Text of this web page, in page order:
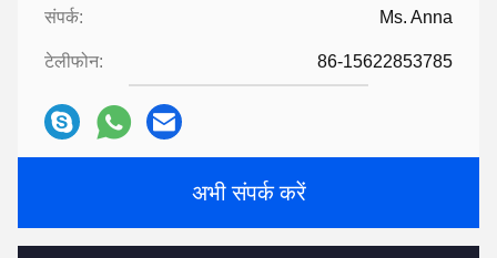
संपर्क: Ms. Anna
टेलीफोन: 86-15622853785
अभी संपर्क करें